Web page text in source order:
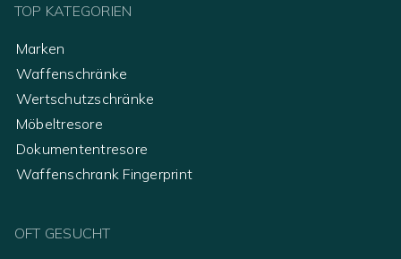
TOP KATEGORIEN
Marken
Waffenschränke
Wertschutzschränke
Möbeltresore
Dokumententresore
Waffenschrank Fingerprint
OFT GESUCHT